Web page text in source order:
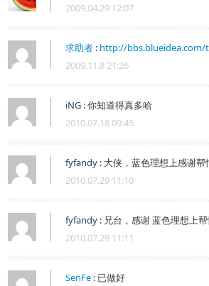
2009.04.29 12:07
求助者 : http://bbs.blueidea.com/
2009.11.8 21:26
iNG :你知道得真多哈
2010.07.18 09:45
fyfandy : 大侠，蓝色理想上感谢
2010.07.29 11:10
fyfandy : 兄台，感谢 蓝色理想上
2010.07.29 11:11
SenFe : 已做好